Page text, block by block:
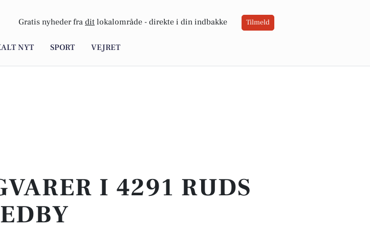
Gratis nyheder fra dit lokalområde - direkte i din indbakke Tilmeld
NYT SPORT VEJRET
I 4291 RUDS